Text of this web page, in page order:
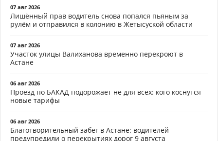
07 авг 2026
Лишённый прав водитель снова попался пьяным за
рулём и отправился в колонию в Жетысуской области
07 авг 2026
Участок улицы Валиханова временно перекроют в
Астане
06 авг 2026
Проезд по БАКАД подорожает не для всех: кого коснутся
новые тарифы
06 авг 2026
Благотворительный забег в Астане: водителей
предупредили о перекрытиях дорог 9 августа